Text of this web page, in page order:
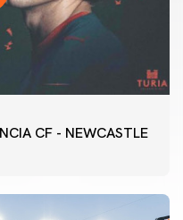
CF - NEWCASTLE